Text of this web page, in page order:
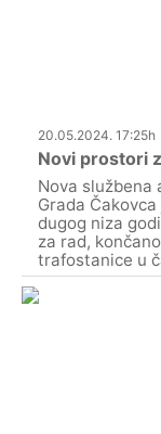
20.05.2024. 17:25h
Novi prostori
Nova službena
Grada
dugog niza
za rad,
trafostanice u